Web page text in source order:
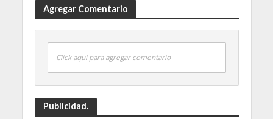
Agregar Comentario
Click aquí para agregar comentario
Publicidad.